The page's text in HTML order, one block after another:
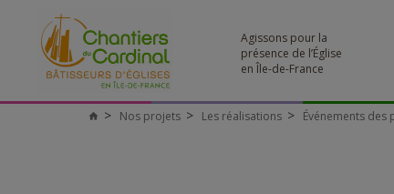
Agissons pour la
présence de l’Église
en Île-de-France
Nos projets Les réalisations Événements des